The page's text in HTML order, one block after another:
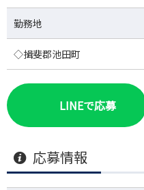
勤務地
◇揖斐郡池田町
LINEで応募
応募情報